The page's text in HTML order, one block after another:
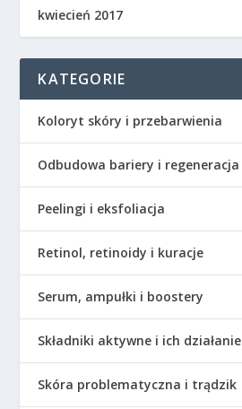
kwiecień 2017
KATEGORIE
Koloryt skóry i przebarwienia
Odbudowa bariery i regeneracja
Peelingi i eksfoliacja
Retinol, retinoidy i kuracje
Serum, ampułki i boostery
Składniki aktywne i ich działanie
Skóra problematyczna i trądzik